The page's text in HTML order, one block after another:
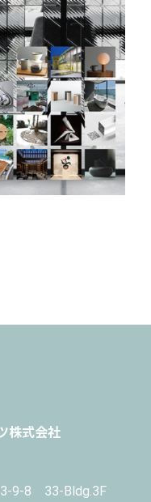
株式会社
3-9-8 33-Bldg.3F